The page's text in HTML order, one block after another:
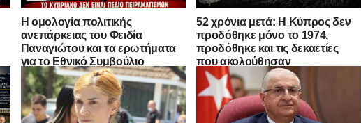
Η ομολογία πολιτικής
ανεπάρκειας του Φειδία
Παναγιώτου και τα ερωτήματα
για το Εθνικό Συμβούλιο
52 χρόνια μετά: Η Κύπρος δεν
προδόθηκε μόνο το 1974,
προδόθηκε και τις δεκαετίες
που ακολούθησαν